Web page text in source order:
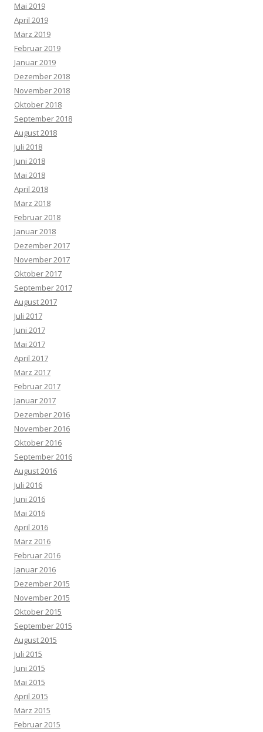
Mai 2019
April 2019
März 2019
Februar 2019
Januar 2019
Dezember 2018
November 2018
Oktober 2018
September 2018
August 2018
Juli 2018
Juni 2018
Mai 2018
April 2018
März 2018
Februar 2018
Januar 2018
Dezember 2017
November 2017
Oktober 2017
September 2017
August 2017
Juli 2017
Juni 2017
Mai 2017
April 2017
März 2017
Februar 2017
Januar 2017
Dezember 2016
November 2016
Oktober 2016
September 2016
August 2016
Juli 2016
Juni 2016
Mai 2016
April 2016
März 2016
Februar 2016
Januar 2016
Dezember 2015
November 2015
Oktober 2015
September 2015
August 2015
Juli 2015
Juni 2015
Mai 2015
April 2015
März 2015
Februar 2015